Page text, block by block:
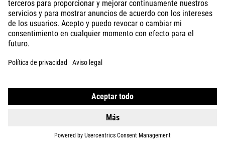
REACTION 240